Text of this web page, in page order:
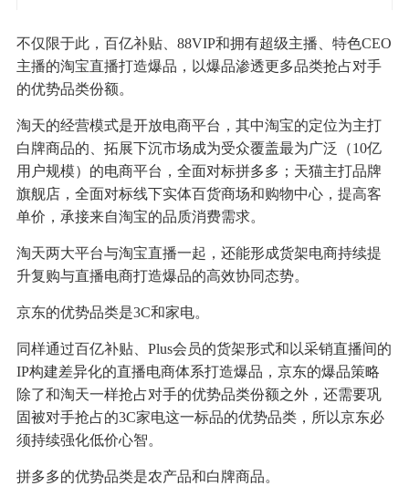
不仅限于此，百亿补贴、88VIP和拥有超级主播、特色CEO
主播的淘宝直播打造爆品，以爆品渗透更多品类抢占对手
的优势品类份额。
淘天的经营模式是开放电商平台，其中淘宝的定位为主打
白牌商品的、拓展下沉市场成为受众覆盖最为广泛（10亿
用户规模）的电商平台，全面对标拼多多；天猫主打品牌
旗舰店，全面对标线下实体百货商场和购物中心，提高客
单价，承接来自淘宝的品质消费需求。
淘天两大平台与淘宝直播一起，还能形成货架电商持续提
升复购与直播电商打造爆品的高效协同态势。
京东的优势品类是3C和家电。
同样通过百亿补贴、Plus会员的货架形式和以采销直播间的
IP构建差异化的直播电商体系打造爆品，京东的爆品策略
除了和淘天一样抢占对手的优势品类份额之外，还需要巩
固被对手抢占的3C家电这一标品的优势品类，所以京东必
须持续强化低价心智。
拼多多的优势品类是农产品和白牌商品。